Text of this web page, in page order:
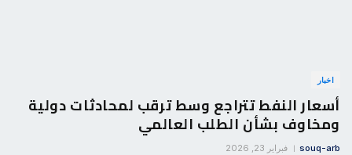
اخبار
أسعار النفط تتراجع وسط ترقب لمحادثات دولية
ومخاوف بشأن الطلب العالمي
souq-arb فبراير 23, 2026